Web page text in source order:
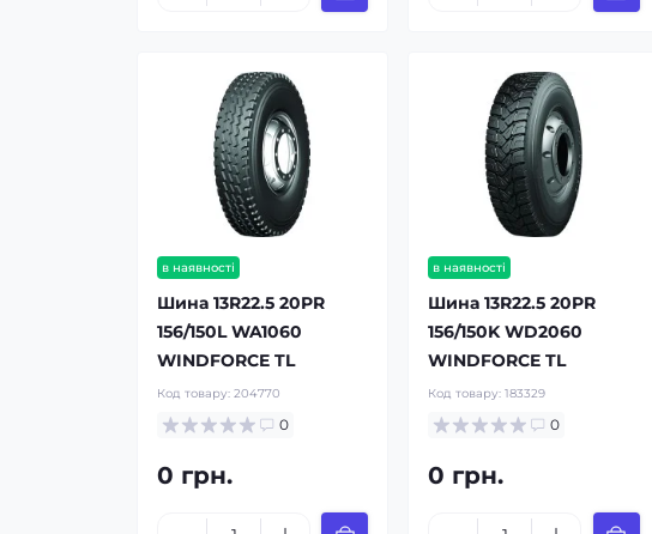
в наявності
Шина 13R22.5 20PR
156/150L WA1060
WINDFORCE TL
Код товару: 204770
0
0 грн.
в наявності
Шина 13R22.5 20PR
156/150K WD2060
WINDFORCE TL
Код товару:183329
0
0 грн.